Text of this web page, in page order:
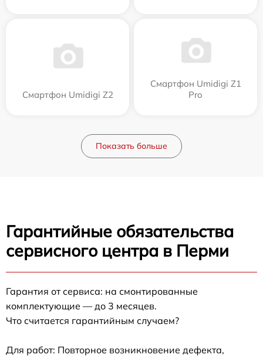
Смартфон Umidigi Z2
Смартфон Umidigi Z1
Pro
Показать больше
Гарантийные обязательства
сервисного центра в Перми
Гарантия от сервиса: на смонтированные
комплектующие — до 3 месяцев.
Что считается гарантийным случаем?
Для работ: Повторное возникновение дефекта,